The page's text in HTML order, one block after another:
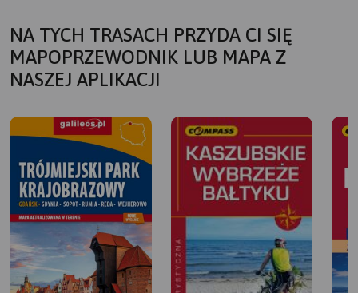
NA TYCH TRASACH PRZYDA CI SIĘ
MAPOPRZEWODNIK LUB MAPA Z
NASZEJ APLIKACJI